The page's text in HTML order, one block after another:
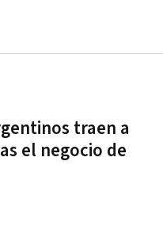
traen a
el negocio de